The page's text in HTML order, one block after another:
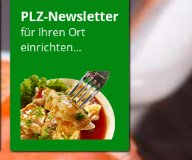
PLZ-Newsletter
für Ihren Ort
einrichten...